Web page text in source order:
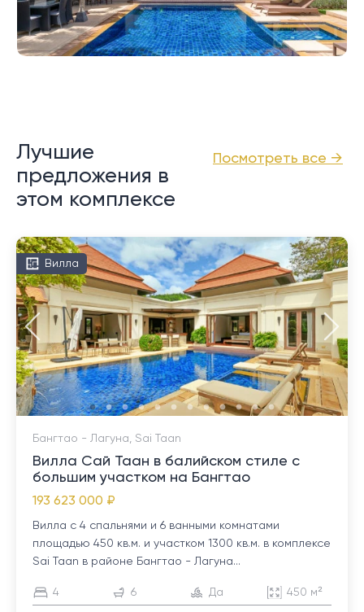
Посмотреть все →
Лучшие
предложения в
этом комплексе
Вилла
Бангтао - Лагуна, Sai Taan
Вилла Сай Таан в балийском стиле с
большим участком на Бангтао
193 623 000 ₽
Вилла с 4 спальнями и 6 ванными комнатами
площадью 450 кв.м. и участком 1300 кв.м. в комплексе
Sai Taan в районе Бангтао - Лагуна...
4 6 Да 450 м²